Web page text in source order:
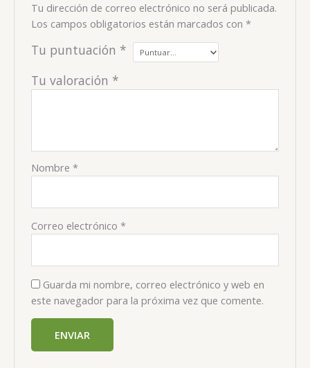
Tu dirección de correo electrónico no será publicada.
Los campos obligatorios están marcados con*
Tu puntuación *
Tu valoración *
Nombre*
Correo electrónico*
Guarda mi nombre, correo electrónico y web en
este navegador para la próxima vez que comente.